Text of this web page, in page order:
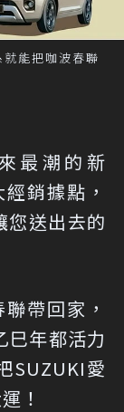
能把咖波春聯
最潮的新
銷據點，
您送出去的
帶回家，
巳年都活力
SUZUKI愛
！